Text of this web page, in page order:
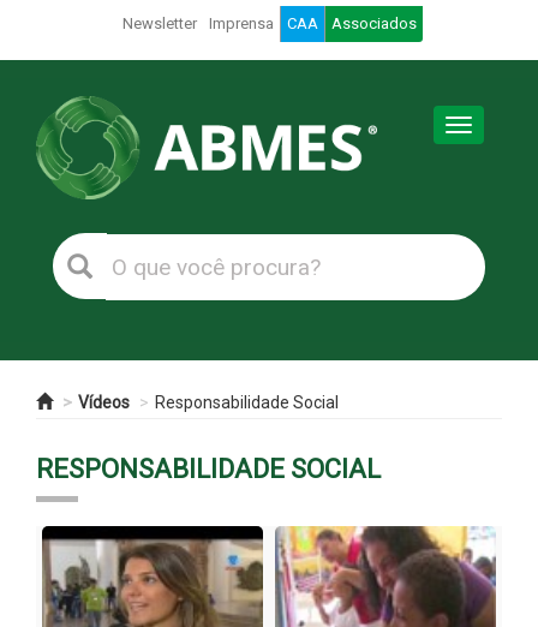
Newsletter Imprensa CAA Associados
Toggle
Vídeos Responsabilidade Social
RESPONSABILIDADE SOCIAL